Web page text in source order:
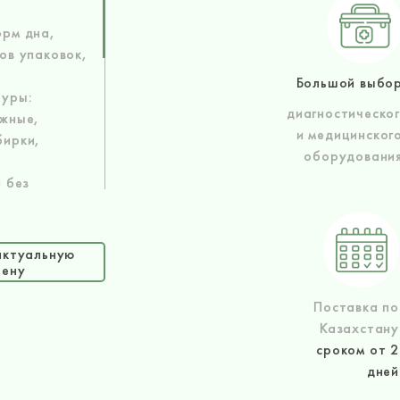
дна,
упаковок,
без
РS
Большой
и
Поставка по
Казахстану
сроком от 2
дней